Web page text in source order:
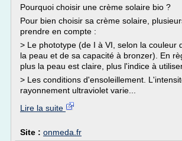
Pourquoi choisir une crème solaire bio ?
Pour bien choisir sa crème solaire,
prendre en compte :
> Le phototype (de I à VI, selon la couleur
la peau et de sa capacité à bronzer). En
plus la peau est claire, plus l'indice à
> Les conditions d'ensoleillement.
rayonnement ultraviolet varie...
Lire la suite
Site : onmeda.fr